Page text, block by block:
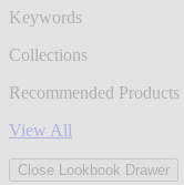
Keywords
Collections
Recommended Products
View All
Close Lookbook Drawer